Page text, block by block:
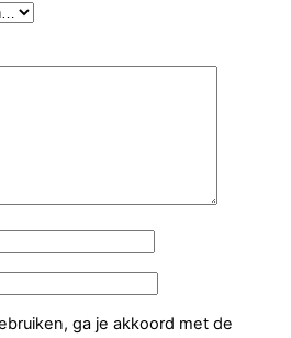
ga je akkoord met de